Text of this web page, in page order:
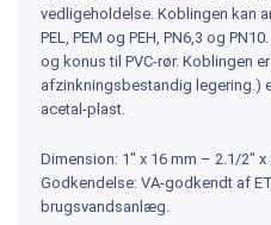
vedligeholdelse. Koblingen kan
PEL, PEM og PEH, PN6,3 og
og konus til PVC-rør. Koblingen
afzinkningsbestandig legering.)
acetal-plast.
Dimension: 1″ x 16 mm – 2.1/2″ x
Godkendelse: VA-godkendt af
brugsvandsanlæg.